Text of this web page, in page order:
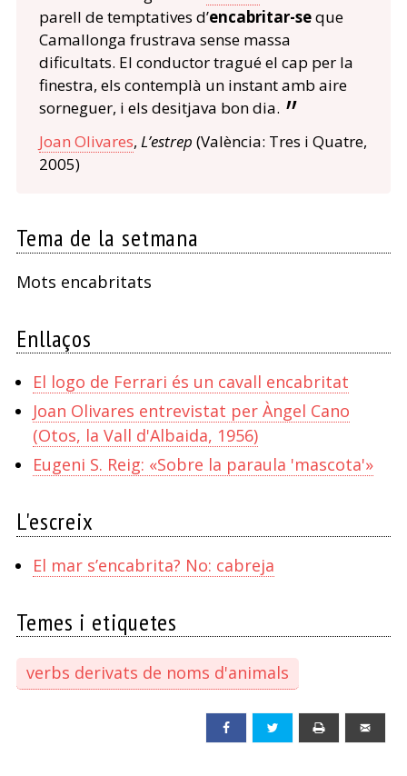
parell de temptatives d’encabritar-seque
Camallonga frustrava sense massa
dificultats. El conductor tragué el cap per la
finestra, els contemplà un instant amb aire
sorneguer, i els desitjava bon dia.
Joan Olivares, L’estrep (València: Tres i Quatre,
2005)
Tema de la setmana
Mots encabritats
Enllaços
El logo de Ferrari és un cavall encabritat
Joan Olivares entrevistat per Àngel Cano
(Otos, la Vall d'Albaida, 1956)
Eugeni S. Reig: «Sobre la paraula 'mascota'»
L'escreix
El mar s’encabrita? No: cabreja
Temes i etiquetes
verbs derivats de noms d'animals
Facebook Twitter